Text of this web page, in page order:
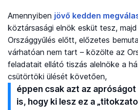
Amennyiben jövő kedden
köztársasági elnök esküt tesz,
Országgyűlés előtt, előzetes
várhatóan nem tart – közölte az
feladatait ellátó tiszás alelnöke a
csütörtöki ülését követően,
éppen csak azt az
is, hogy ki lesz ez a